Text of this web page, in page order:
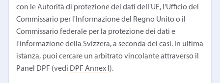
con le Autorità di protezione dei dati dell'UE, l'Ufficio del
Commissario per l'Informazione del Regno Unito o il
Commissario federale per la protezione dei dati e
l'informazione della Svizzera, a seconda dei casi. In ultima
istanza, puoi cercare un arbitrato vincolante attraverso il
Panel DPF (vedi DPF Annex I ).